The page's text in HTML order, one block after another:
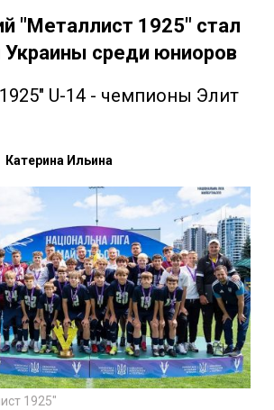
"Металлист 1925" стал
среди юниоров
U-14 - чемпионы Элит
Катерина Ильина
1925"